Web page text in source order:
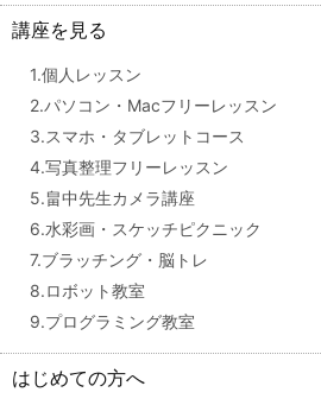
講座を見る
1.個人レッスン
2.パソコン・Macフリーレッスン
3.スマホ・タブレットコース
4.写真整理フリーレッスン
5.畠中先生カメラ講座
6.水彩画・スケッチピクニック
7.ブラッチング・脳トレ
8.ロボット教室
9.プログラミング教室
はじめての方へ